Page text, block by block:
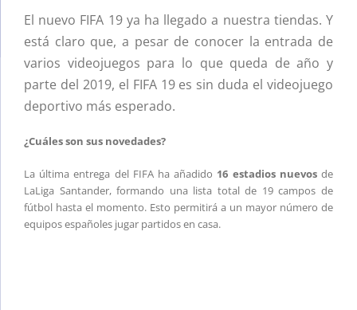
El nuevo FIFA 19 ya ha llegado a nuestra tiendas. Y
está claro que, a pesar de conocer la entrada de
varios videojuegos para lo que queda de año y
parte del 2019, el FIFA 19 es sin duda el videojuego
deportivo más esperado.
¿Cuáles son sus novedades?
La última entrega del FIFA ha añadido 16 estadios nuevosde
LaLiga Santander, formando una lista total de 19 campos de
fútbol hasta el momento. Esto permitirá a un mayor número de
equipos españoles jugar partidos en casa.